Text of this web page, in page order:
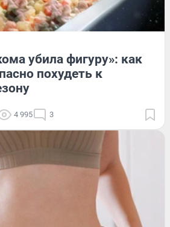
убила фигуру»: как
похудеть к
4 995 3